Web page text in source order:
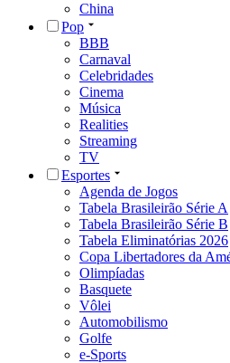
China
Pop
BBB
Carnaval
Celebridades
Cinema
Música
Realities
Streaming
TV
Esportes
Agenda de Jogos
Tabela Brasileirão Série A
Tabela Brasileirão Série B
Tabela Eliminatórias 2026
Copa Libertadores da
Olimpíadas
Basquete
Vôlei
Automobilismo
Golfe
e-Sports